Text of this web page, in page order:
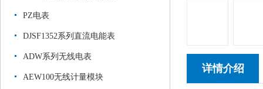
PZ电表
DJSF1352系列直流电能表
ADW系列无线电表
AEW100无线计量模块
详情介绍